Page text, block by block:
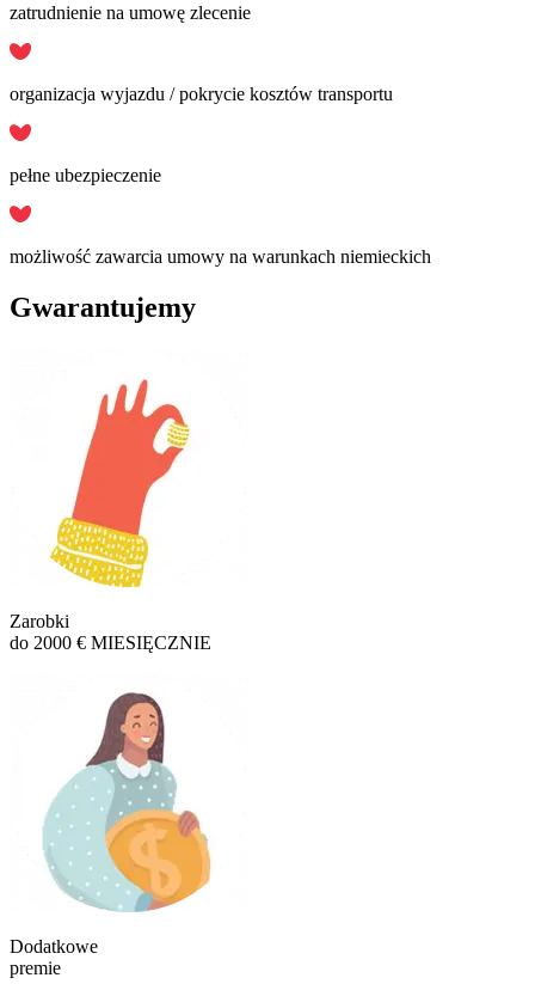
zatrudnienie na umowę zlecenie
organizacja wyjazdu / pokrycie kosztów transportu
pełne ubezpieczenie
możliwość zawarcia umowy na warunkach niemieckich
Gwarantujemy
Zarobki
do 2000 € MIESIĘCZNIE
Dodatkowe
premie